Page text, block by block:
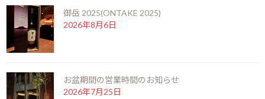
御岳 2025(ONTAKE 2025)
2026年8月6日
お盆期間の営業時間のお知らせ
2026年7月25日